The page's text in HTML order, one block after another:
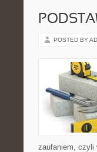
POSTED BY
zaufaniem, czyli